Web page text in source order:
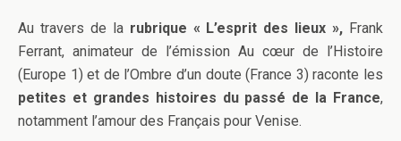
Au travers de larubrique « L’esprit des lieux », Frank
Ferrant, animateur de l’émission Au cœur de l’Histoire
(Europe 1) et de l’Ombre d’un doute (France 3) raconte les
petites et grandes histoires du passé de la France,
notamment l’amour des Français pour Venise.